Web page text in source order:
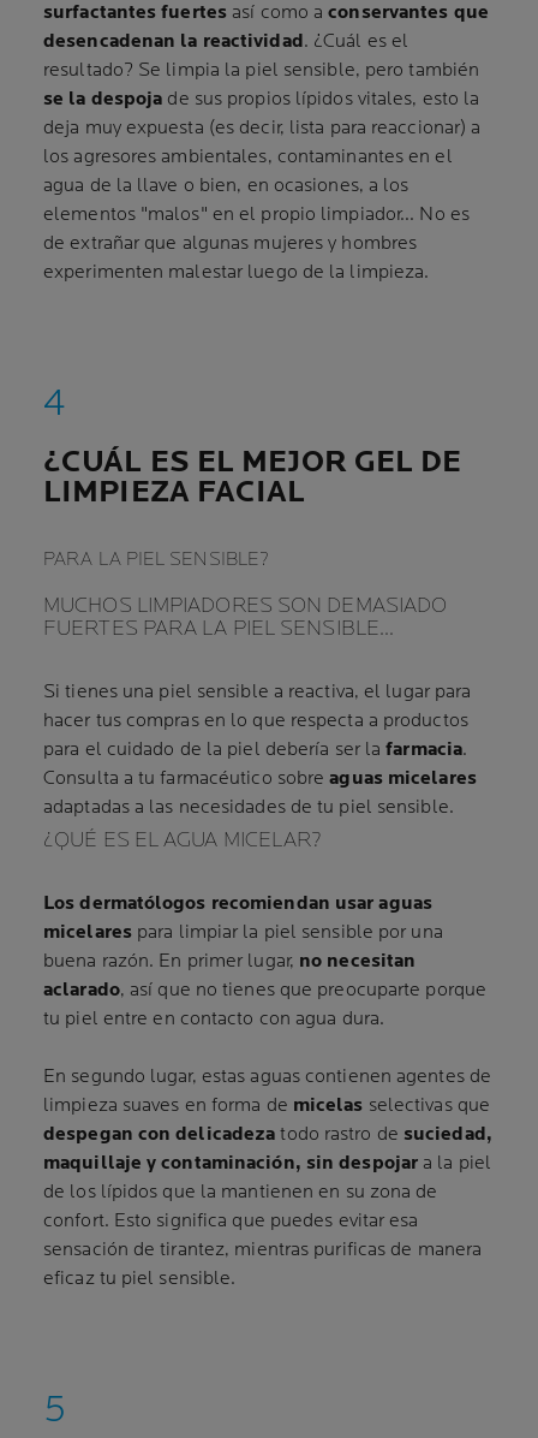
surfactantes fuertes así como aconservantes que
desencadenan la reactividad. ¿Cuál es el
resultado? Se limpia la piel sensible, pero también
se la despoja de sus propios lípidos vitales, esto la
deja muy expuesta (es decir, lista para reaccionar) a
los agresores ambientales, contaminantes en el
agua de la llave o bien, en ocasiones, a los
elementos "malos" en el propio limpiador... No es
de extrañar que algunas mujeres y hombres
experimenten malestar luego de la limpieza.
¿CUÁL ES EL MEJOR GEL DE
LIMPIEZA FACIAL
PARA LA PIEL SENSIBLE?
MUCHOS LIMPIADORES SON DEMASIADO
FUERTES PARA LA PIEL SENSIBLE…
Si tienes una piel sensible a reactiva, el lugar para
hacer tus compras en lo que respecta a productos
para el cuidado de la piel debería ser lafarmacia.
Consulta a tu farmacéutico sobreaguas micelares
adaptadas a las necesidades de tu piel sensible.
¿QUÉ ES EL AGUA MICELAR?
Los dermatólogos recomiendan usar aguas
micelarespara limpiar la piel sensible por una
buena razón. En primer lugar, no necesitan
aclarado, así que no tienes que preocuparte porque
tu piel entre en contacto con agua dura.
En segundo lugar, estas aguas contienen agentes de
limpieza suaves en forma de micelas selectivas que
despegan con delicadeza todo rastro de suciedad,
maquillaje y contaminación, sin despojar a la piel
de los lípidos que la mantienen en su zona de
confort. Esto significa que puedes evitar esa
sensación de tirantez, mientras purificas de manera
eficaz tu piel sensible.